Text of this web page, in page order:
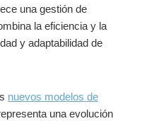
una gestión de
la eficiencia y la
y adaptabilidad de
nuevos modelos de
una evolución